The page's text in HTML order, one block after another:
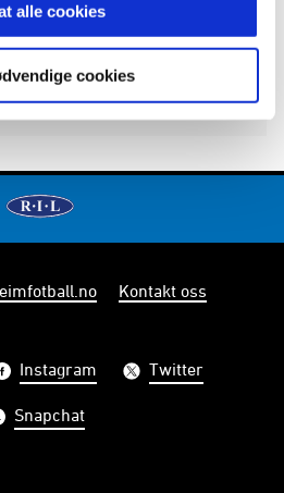
alle cookies
cookies
Kontakt oss
Instagram Twitter
Snapchat